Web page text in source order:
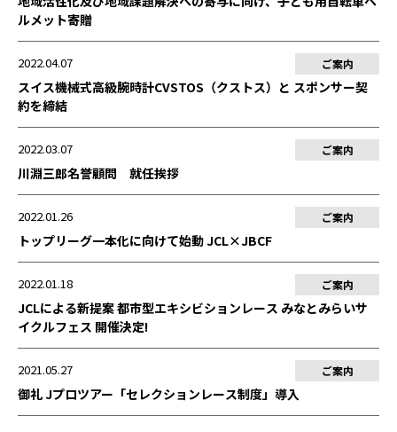
ルメット寄贈
2022.04.07 ご案内
スイス機械式高級腕時計CVSTOS（クストス）と スポンサー契
約を締結
2022.03.07 ご案内
川淵三郎名誉顧問 就任挨拶
2022.01.26 ご案内
トップリーグ一本化に向けて始動 JCL×JBCF
2022.01.18 ご案内
JCLによる新提案 都市型エキシビションレース みなとみらいサ
イクルフェス 開催決定!
2021.05.27 ご案内
御礼 Jプロツアー「セレクションレース制度」導入